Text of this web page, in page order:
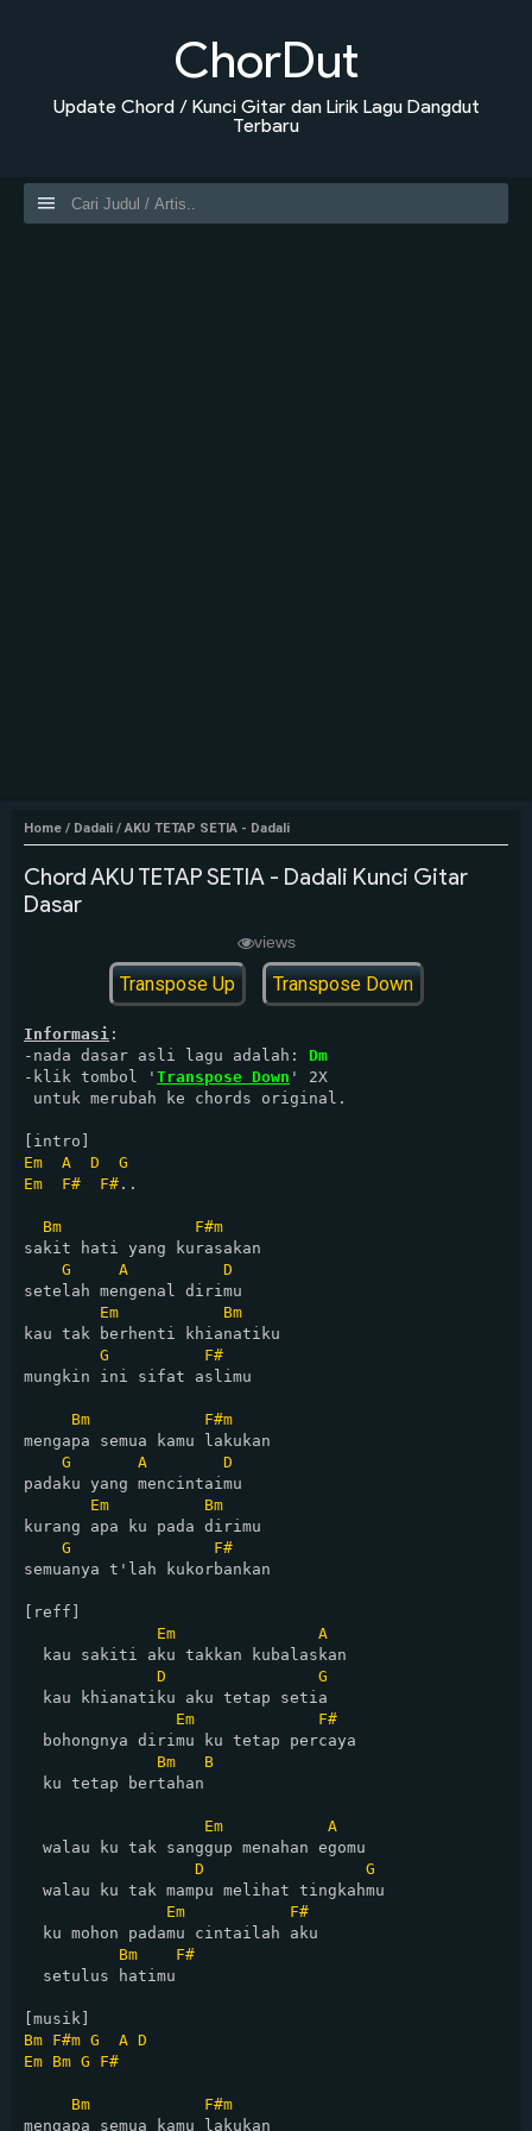
ChorDut
Update Chord / Kunci Gitar dan Lirik Lagu Dangdut
Terbaru
Home / Dadali / AKU TETAP SETIA - Dadali
Chord AKU TETAP SETIA - Dadali Kunci Gitar
Dasar
views
Transpose Up Transpose Down
Informasi :
-nada dasar asli lagu adalah: Dm
-klik tombol ' Transpose Down ' 2X
untuk merubah ke chords original.
Em
A D
G
Em
F# F# ..
Bm
F#m
sakit hati yang kurasakan
G
A
D
setelah mengenal dirimu
Em
Bm
kau tak berhenti khianatiku
G
F#
mungkin ini sifat aslimu
Bm
F#m
mengapa semua kamu lakukan
G
A
D
padaku yang mencintaimu
Em
Bm
kurang apa ku pada dirimu
G
F#
semuanya t'lah kukorbankan
[reff]
Em
A
  kau sakiti aku takkan kubalaskan
D
G
  kau khianatiku aku tetap setia
Em
F#
  bohongnya dirimu ku tetap percaya
Bm
B
  ku tetap bertahan
Em
A
  walau ku tak sanggup menahan egomu
D
G
  walau ku tak mampu melihat tingkahmu
Em
F#
  ku mohon padamu cintailah aku
Bm
F#
  setulus hatimu
Bm F#m G A D
Em Bm G F#
Bm
F#m
mengapa semua kamu lakukan